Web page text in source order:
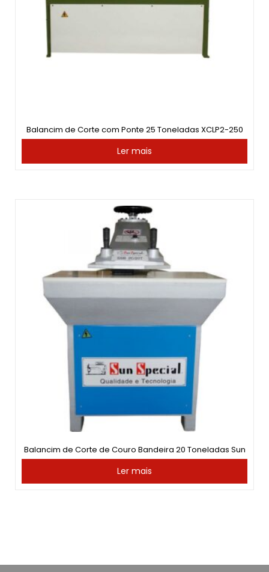
Balancim de Corte com Ponte 25 Toneladas XCLP2-250
Ler mais
Balancim de Corte de Couro Bandeira 20 Toneladas Sun
Ler mais